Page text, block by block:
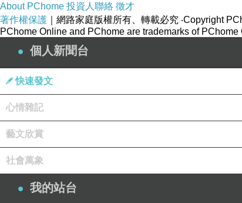
據說附近常有水患，可是廟前的三台階卻永遠
但因我們在車上經過的時候隨意拍照所以拍出
About PChome 投資人聯絡 徵才
著作權保護 ｜網路家庭版權所有、轉載必究 ‧Copyright
PChome Online and PChome are trademarks of PChome
個人新聞台
快速發文
心情雜記
藝文欣賞
社會萬象
我的站台